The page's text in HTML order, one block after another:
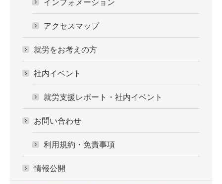
アクセスマップ
就労をお考えの方
社内イベント
就労支援レポート・社内イベント
お問い合わせ
利用規約・免責事項
情報公開